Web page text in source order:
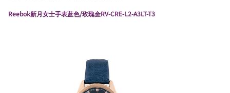
Reebok新月女士手表蓝色/玫瑰金RV-CRE-L2-A3LT-T3